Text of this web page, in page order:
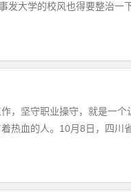
发大学的校风也得要整治一下
，坚守职业操守，就是一
热血的人。10月8日，四川